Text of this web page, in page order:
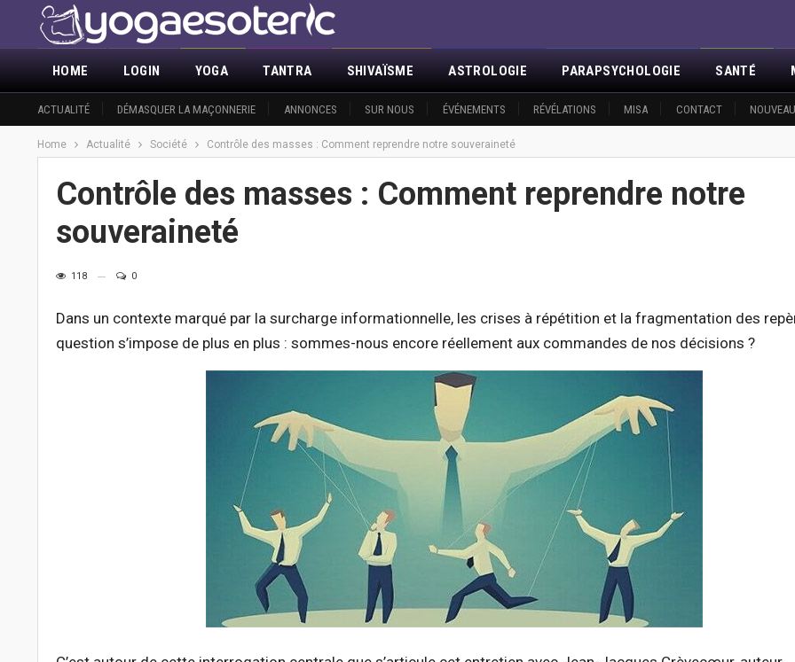
HOME
ACTUALITÉ DÉMASQUER LA MAÇONNERIE ANNONCES SUR NOUS ÉVÉNEMENTS RÉVÉLATIONS MISA CONTACT
LOGIN YOGA TANTRA SHIVAÏSME ASTROLOGIE PARAPSYCHOLOGIE SANTÉ
Home Actualité Société Contrôle des masses : Comment reprendre notre souveraineté
Contrôle des masses : Comment reprendre notre
souveraineté
118 0
Dans un contexte marqué par la surcharge informationnelle, les crises à répétition et la fragmentation des
question s’impose de plus en plus : sommes-nous encore réellement aux commandes de nos décisions ?